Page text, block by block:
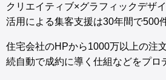
クリエイティブ×グラフィックデザ
活用による集客支援は30年間で500
住宅会社のHPから1000万以上の注
続自動で成約に導く仕組などをプロ